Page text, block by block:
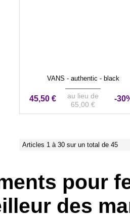
VANS - authentic - black
45,50 €
au lieu de
65,00 €
-
Articles 1 à 30 sur un total de 45
pour
des